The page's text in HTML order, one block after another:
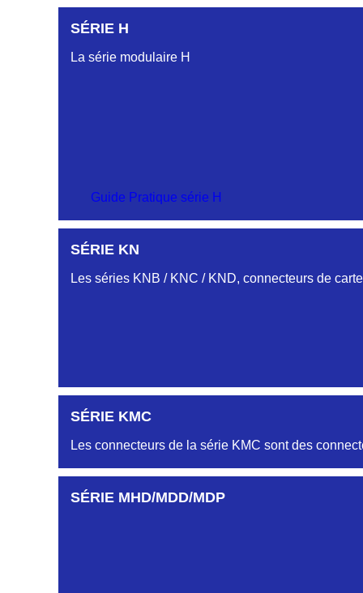
SÉRIE H
La série modulaire H
Guide Pratique série H
SÉRIE KN
Les séries KNB / KNC / KND, connecteurs de
SÉRIE KMC
Les connecteurs de la série KMC sont des
SÉRIE MHD/MDD/MDP